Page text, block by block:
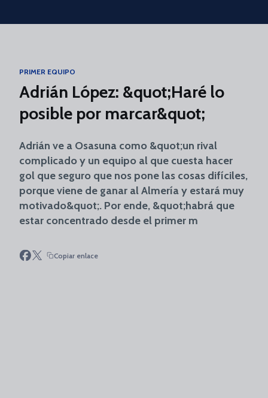
Skip to main content
PRIMER EQUIPO
Adrián López: &quot;Haré lo
posible por marcar&quot;
Adrián ve a Osasuna como &quot;un rival
complicado y un equipo al que cuesta hacer
gol que seguro que nos pone las cosas difíciles,
porque viene de ganar al Almería y estará muy
motivado&quot;. Por ende, &quot;habrá que
estar concentrado desde el primer m
Copiar enlace